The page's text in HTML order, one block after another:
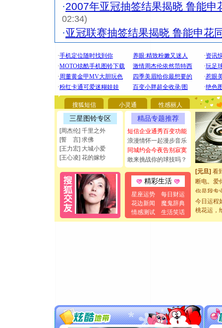
·2007年亚冠抽签结果揭晓 鲁能申
02:34)
·亚冠联赛抽签结果揭晓 鲁能申花
搜狐短信 小灵通 性感丽人
三星图铃专区
[周杰伦] 千里之外
[誓 言] 求佛
[王力宏] 大城小爱
[王心凌] 花的嫁纱
精品专题推荐
短信企业通秀百变功能
浪漫情怀一起漫步音乐
同城约会今夜告别寂寞
敢来挑战你的球技吗？
精彩生活
星座运势
每日财运
花边新闻
魔鬼辞典
情感测试
生活笑话
[圣诞节]
你太多，
要平安！
[圣诞节]
能正大光
都要快乐
[圣诞节]
如意,快
[元旦] 看
断电。爱
你是我专
[元旦]如
起；二是
送你一棵
[圣诞节]
你太多，
今日运程
桃花运，